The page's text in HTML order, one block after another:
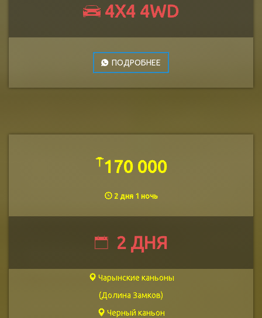
4Х4 4WD
ПОДРОБНЕЕ
⍑170 000
2 дня 1 ночь
2 ДНЯ
Чарынские каньоны
(Долина Замков)
Черный каньон